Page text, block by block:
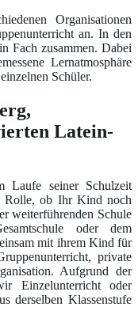
Organisationen
an. In den
Fach zusammen. Dabei
Lernatmosphäre
Schüler.
Latein-
seiner Schulzeit
Rolle, ob Ihr Kind noch
weiterführenden Schule
oder dem
mit ihrem Kind für
private
Aufgrund der
Einzelunterricht oder
derselben Klassenstufe